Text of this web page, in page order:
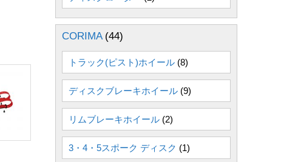
CORIMA(44)
トラック(ピスト)ホイール (8)
ディスクブレーキホイール (9)
リムブレーキホイール (2)
3・4・5スポーク ディスク (1)